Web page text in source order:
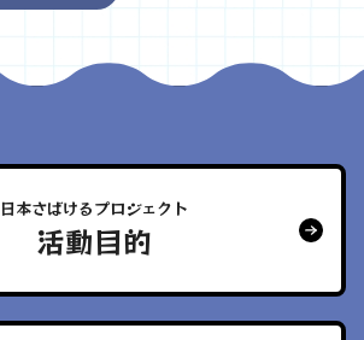
日本さばけるプロジェクト
活動目的